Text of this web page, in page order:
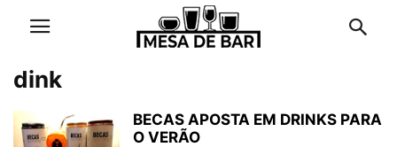
dink
BECAS APOSTA EM DRINKS PARA
O VERÃO